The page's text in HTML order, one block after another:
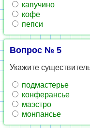
капучино
кофе
пепси
Вопрос № 5
Укажите
подмастерье
конферансье
маэстро
монпансье